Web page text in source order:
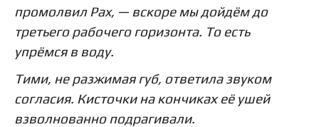
промолвил Pax, — вскоре мы дойдём до
третьего рабочего горизонта. То есть
упрёмся в воду.
Тими, не разжимая губ, ответила звуком
согласия. Кисточки на кончиках её ушей
взволнованно подрагивали.